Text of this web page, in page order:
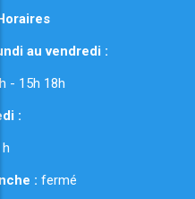
au vendredi :
12h - 15h 18h
:
: fermé